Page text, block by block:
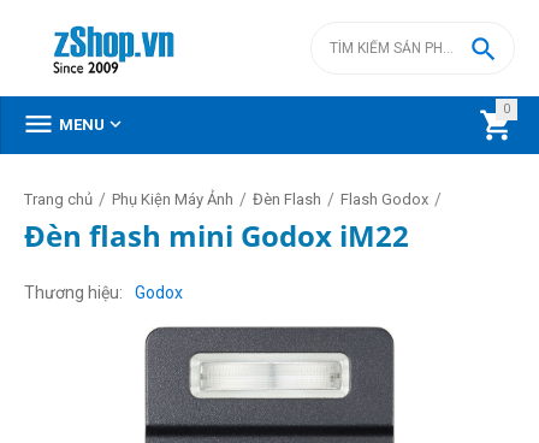
0


 MENU 
Trang chủ / Phụ Kiện Máy Ảnh / Đèn Flash / Flash Godox /
Đèn flash mini Godox iM22
Thương hiệu Godox